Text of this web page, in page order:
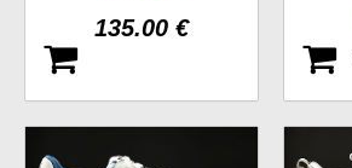
135.00 €